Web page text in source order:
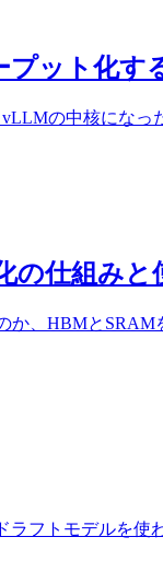
ット化す
の中核にな
の仕組みと
か、HBMと
フトモデルを使